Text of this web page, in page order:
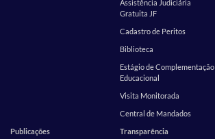
Assistência Judiciária
Gratuita JF
Cadastro de Peritos
Biblioteca
Estágio de Complementação
Educacional
Visita Monitorada
Central de Mandados
Publicações
Transparência